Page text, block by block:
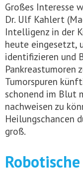
Großes Interesse
Dr. Ulf Kahlert
Intelligenz in der
heute eingesetzt,
identifizieren und
Pankreastumoren
Tumorspuren
schonend im Blut
nachweisen zu
Heilungschancen
groß.